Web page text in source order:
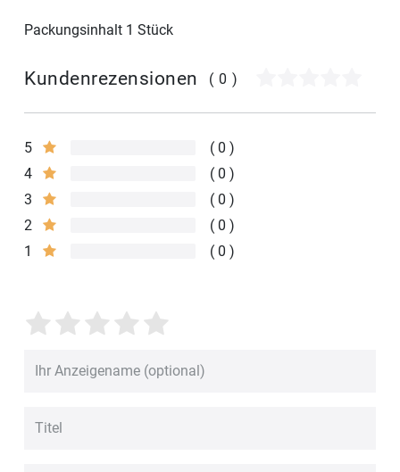
Packungsinhalt 1 Stück
Kundenrezensionen (0)
5
0
4
0
3
0
2
0
1
0